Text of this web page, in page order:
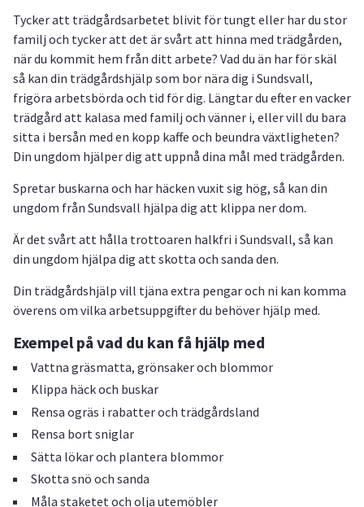
Tycker att trädgårdsarbetet blivit för tungt eller har du stor
familj och tycker att det är svårt att hinna med trädgården,
när du kommit hem från ditt arbete? Vad du än har för skäl
så kan din trädgårdshjälp som bor nära dig i Sundsvall,
frigöra arbetsbörda och tid för dig. Längtar du efter en vacker
trädgård att kalasa med familj och vänner i, eller vill du bara
sitta i bersån med en kopp kaffe och beundra växtligheten?
Din ungdom hjälper dig att uppnå dina mål med trädgården.
Spretar buskarna och har häcken vuxit sig hög, så kan din
ungdom från Sundsvall hjälpa dig att klippa ner dom.
Är det svårt att hålla trottoaren halkfri i Sundsvall, så kan
din ungdom hjälpa dig att skotta och sanda den.
Din trädgårdshjälp vill tjäna extra pengar och ni kan komma
överens om vilka arbetsuppgifter du behöver hjälp med.
Exempel på vad du kan få hjälp med
Vattna gräsmatta, grönsaker och blommor
Klippa häck och buskar
Rensa ogräs i rabatter och trädgårdsland
Rensa bort sniglar
Sätta lökar och plantera blommor
Skotta snö och sanda
Måla staketet och olja utemöbler